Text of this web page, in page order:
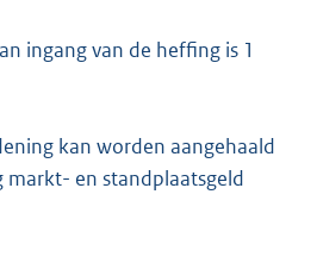
ingang van de heffing is 1
kan worden aangehaald
markt- en standplaatsgeld